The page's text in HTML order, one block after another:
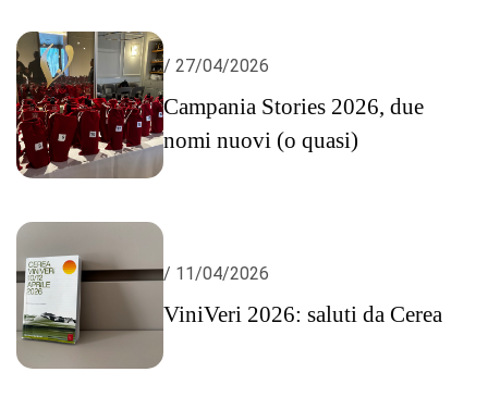
/ 27/04/2026
Campania Stories 2026, due
nomi nuovi (o quasi)
/ 11/04/2026
ViniVeri 2026: saluti da Cerea